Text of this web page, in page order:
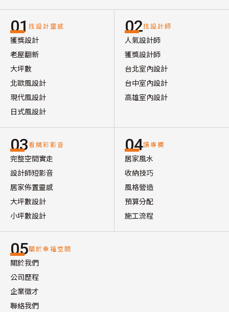
01 找設計靈感
獲獎設計
老屋翻新
大坪數
北歐風設計
現代風設計
日式風設計
02找設計師
人氣設計師
獲獎設計師
台北室內設計
台中室內設計
高雄室內設計
03看精彩影音
完整空間實走
設計師短影音
居家佈置靈感
大坪數設計
小坪數設計
04讀專欄
居家風水
收納技巧
風格營造
預算分配
施工流程
05關於幸福空間
關於我們
公司歷程
企業徵才
聯絡我們